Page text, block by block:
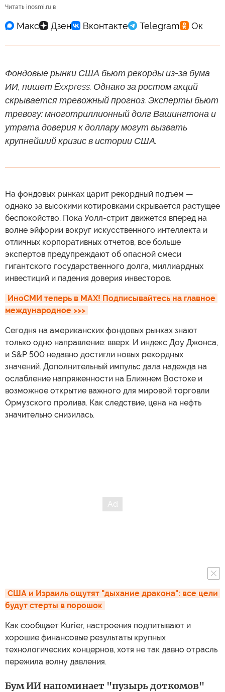
Читать inosmi.ru в
Фондовые рынки США бьют рекорды из-за бума
ИИ, пишет Exxpress. Однако за ростом акций
скрывается тревожный прогноз. Эксперты бьют
тревогу: многотриллионный долг Вашингтона и
утрата доверия к доллару могут вызвать
крупнейший кризис в истории США.
На фондовых рынках царит рекордный подъем —
однако за высокими котировками скрывается растущее
беспокойство. Пока Уолл-стрит движется вперед на
волне эйфории вокруг искусственного интеллекта и
отличных корпоративных отчетов, все больше
экспертов предупреждают об опасной смеси
гигантского государственного долга, миллиардных
инвестиций и падения доверия инвесторов.
ИноСМИ теперь в MAX! Подписывайтесь на главное
международное >>>
Сегодня на американских фондовых рынках знают
только одно направление: вверх. И индекс Доу Джонса,
и S&P 500 недавно достигли новых рекордных
значений. Дополнительный импульс дала надежда на
ослабление напряженности на Ближнем Востоке и
возможное открытие важного для мировой торговли
Ормузского пролива. Как следствие, цена на нефть
значительно снизилась.
США и Израиль ощутят "дыхание дракона": все цели
будут стерты в порошок
Как сообщает Kurier, настроения подпитывают и
хорошие финансовые результаты крупных
технологических концернов, хотя не так давно отрасль
пережила волну давления.
Бум ИИ напоминает "пузырь доткомов"